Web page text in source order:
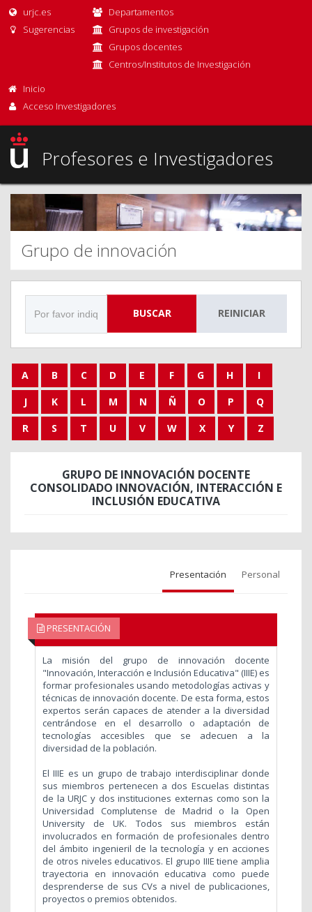
urjc.es
Sugerencias
Departamentos
Grupos de investigación
Grupos docentes
Centros/Institutos de Investigación
Inicio
Acceso Investigadores
Profesores e Investigadores
Grupo de innovación
BUSCAR REINICIAR
A B C D E F G H
I
J
K L M N Ñ O P
Q
R
S T U V W X Y Z
GRUPO DE INNOVACIÓN DOCENTE
CONSOLIDADO INNOVACIÓN, INTERACCIÓN E
INCLUSIÓN EDUCATIVA
Presentación Personal
PRESENTACIÓN
La misión del grupo de innovación docente
"Innovación, Interacción e Inclusión Educativa" (IIIE) es
formar profesionales usando metodologías activas y
técnicas de innovación docente. De esta forma, estos
expertos serán capaces de atender a la diversidad
centrándose en el desarrollo o adaptación de
tecnologías accesibles que se adecuen a la
diversidad de la población.
El IIIE es un grupo de trabajo interdisciplinar donde
sus miembros pertenecen a dos Escuelas distintas
de la URJC y dos instituciones externas como son la
Universidad Complutense de Madrid o la Open
University de UK. Todos sus miembros están
involucrados en formación de profesionales dentro
del ámbito ingenieril de la tecnología y en acciones
de otros niveles educativos. El grupo IIIE tiene amplia
trayectoria en innovación educativa como puede
desprenderse de sus CVs a nivel de publicaciones,
proyectos o premios obtenidos.